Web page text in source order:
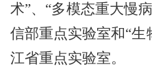
术”、 “多模态重大慢
信部重点实验室和“生
江省重点实验室。